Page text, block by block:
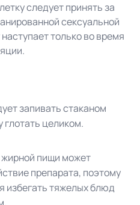
следует принять за
сексуальной
только во время
запивать стаканом
глотать целиком.
пищи может
препарата, поэтому
избегать тяжелых блюд